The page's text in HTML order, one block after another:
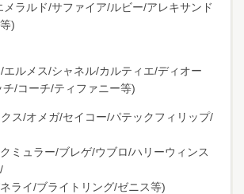
メラルド/サファイア/ルビー/アレキサンド
)
エルメス/シャネル/カルティエ/ディオー
チ/コーチ/ティファニー等)
ス/オメガ/セイコー/パテックフィリップ/
ミュラー/ブレゲ/ウブロ/ハリーウィンス
ライ/ブライトリング/ゼニス等)